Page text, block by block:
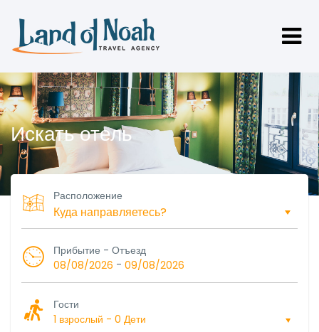
Искать отель
Расположение
Прибытие - Отъезд
08/08/2026 - 09/08/2026
Гости
1 взрослый - 0 Дети